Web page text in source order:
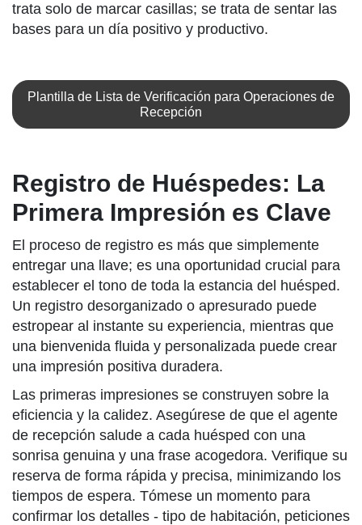
trata solo de marcar casillas; se trata de sentar las
bases para un día positivo y productivo.
Plantilla de Lista de Verificación para Operaciones de
Recepción
Registro de Huéspedes: La
Primera Impresión es Clave
El proceso de registro es más que simplemente
entregar una llave; es una oportunidad crucial para
establecer el tono de toda la estancia del huésped.
Un registro desorganizado o apresurado puede
estropear al instante su experiencia, mientras que
una bienvenida fluida y personalizada puede crear
una impresión positiva duradera.
Las primeras impresiones se construyen sobre la
eficiencia y la calidez. Asegúrese de que el agente
de recepción salude a cada huésped con una
sonrisa genuina y una frase acogedora. Verifique su
reserva de forma rápida y precisa, minimizando los
tiempos de espera. Tómese un momento para
confirmar los detalles - tipo de habitación, peticiones